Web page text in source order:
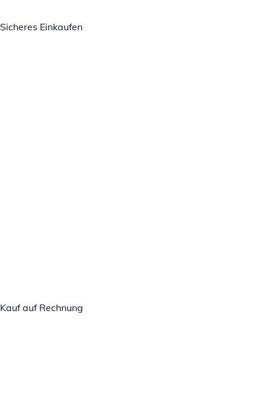
Sicheres Einkaufen
Kauf auf Rechnung